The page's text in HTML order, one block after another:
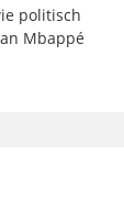
politisch
Mbappé